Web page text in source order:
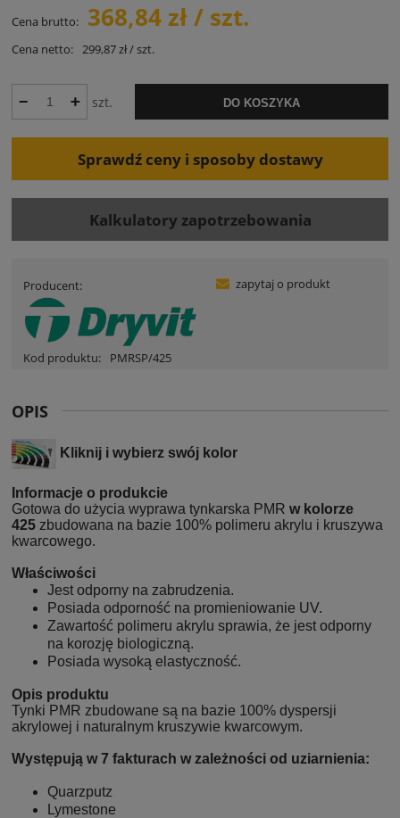
Cena brutto: 368,84 zł / szt.
Cena netto: 299,87 zł / szt.
szt. DO KOSZYKA
Sprawdź ceny i sposoby dostawy
Kalkulatory zapotrzebowania
Producent:
Kod produktu: PMRSP/425
zapytaj o produkt
OPIS
Kliknij i wybierz swój kolor
Informacje o produkcie
Gotowa do użycia wyprawa tynkarska PMR w kolorze
425 zbudowana na bazie 100% polimeru akrylu i kruszywa
kwarcowego.
Właściwości
Jest odporny na zabrudzenia.
Posiada odporność na promieniowanie UV.
Zawartość polimeru akrylu sprawia, że jest odporny
na korozję biologiczną.
Posiada wysoką elastyczność.
Opis produktu
Tynki PMR zbudowane są na bazie 100% dyspersji
akrylowej i naturalnym kruszywie kwarcowym.
Występują w 7 fakturach w zależności od uziarnienia:
Quarzputz
Lymestone